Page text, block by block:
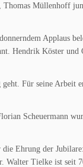
Müllenhoff
Applaus
Hendrik Köster
geht. Für seine Arbeit
Scheuermann
Ehrung der
Walter Tielke ist seit